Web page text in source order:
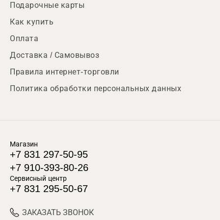
Подарочные карты
Как купить
Оплата
Доставка / Самовывоз
Правила интернет-торговли
Политика обработки персональных данных
Магазин
+7 831 297-50-95
+7 910-393-80-26
Сервисный центр
+7 831 295-50-67
ЗАКАЗАТЬ ЗВОНОК